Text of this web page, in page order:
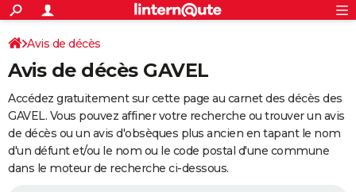
ACTUALITÉS
Politique
Société
Faits Divers
Education
Monde
Villes
+
SPORT
Coupe du monde 2026
Football
Tennis
Cyclisme
Rugby
Forum
Programme TV
TNT
Streaming
Cinéma
Sorties cinéma
Musique
+
FINANCE
Retraite
Impôts
Epargne
Immobilier
Risques naturels par ville
Banque
Assurance
Crédit
AUTO
Essais
Réserver un essai
Citadines
Berlines
SUV
Forum auto
+
Avis de décès
Avis de décès GAVEL
Accédez gratuitement sur cette page au carnet des décès des
GAVEL. Vous pouvez affiner votre recherche ou trouver un avis
de décès ou un avis d'obsèques plus ancien en tapant le nom
d'un défunt et/ou le nom ou le code postal d'une commune
dans le moteur de recherche ci-dessous.